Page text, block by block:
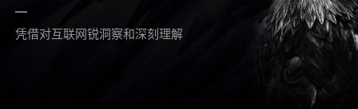
凭借对互联网锐洞察和深刻理解